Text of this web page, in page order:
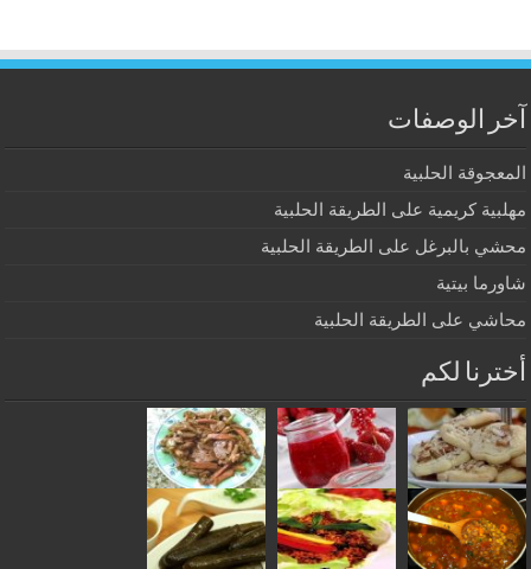
آخر الوصفات
المعجوقة الحلبية
مهلبية كريمية على الطريقة الحلبية
محشي بالبرغل على الطريقة الحلبية
شاورما بيتية
محاشي على الطريقة الحلبية
أخترنا لكم